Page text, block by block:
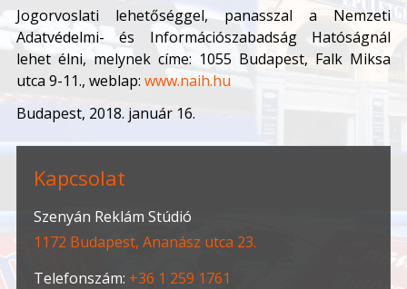
Jogorvoslati lehetőséggel, panasszal a Nemzeti
Adatvédelmi- és Információszabadság Hatóságnál
lehet élni, melynek címe: 1055 Budapest, Falk Miksa
utca 9-11., weblap: www.naih.hu
Budapest, 2018. január 16.
Kapcsolat
Szenyán Reklám Stúdió
1172 Budapest, Ananász utca 23.
Telefonszám: +36 1 259 1761